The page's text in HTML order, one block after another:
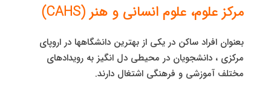
مرکز علوم، علوم انسانی و هنر (CAHS
)
بعنوان افراد ساکن در یکی از بهترین دانشگاهها در اروپای
مرکزی ، دانشجویان در محیطی دل انگیز به رویدادهای
مختلف آموزشی و فرهنگی اشتغال دارند.